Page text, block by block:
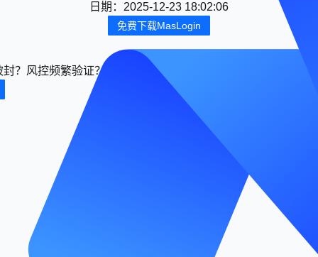
日期 ： 2025-12-23 18:02:06
免费下载MasLogin
封？风控频繁验证？用 Maslogin 指纹浏览器，轻松实现多账